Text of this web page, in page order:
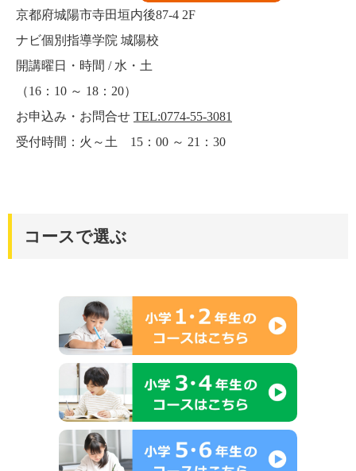
京都府城陽市寺田垣内後87-4 2F
ナビ個別指導学院 城陽校
開講曜日・時間 / 水・土
（16：10 ～ 18：20）
お申込み・お問合せ TEL:0774-55-3081
受付時間：火～土 15：00 ～ 21：30
コースで選ぶ